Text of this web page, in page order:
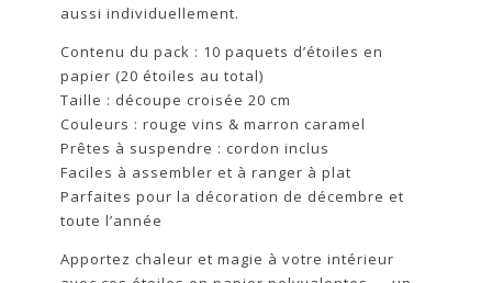
aussi individuellement.
Contenu du pack : 10 paquets d’étoiles en
papier (20 étoiles au total)
Taille : découpe croisée 20 cm
Couleurs : rouge vins & marron caramel
Prêtes à suspendre : cordon inclus
Faciles à assembler et à ranger à plat
Parfaites pour la décoration de décembre et
toute l’année
Apportez chaleur et magie à votre intérieur